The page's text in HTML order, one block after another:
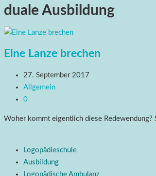
duale Ausbildung
Eine Lanze brechen
27. September 2017
Allgemein
0
Woher kommt eigentlich diese
Logopädieschule
Ausbildung
Logopädische Ambulanz